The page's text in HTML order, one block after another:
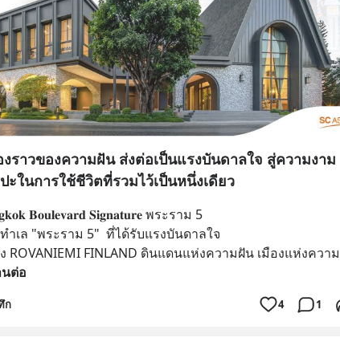
งราวของความฝัน ส่งต่อเป็นแรงบันดาลใจ สู่ความงาม
ะในการใช้ชีวิตที่รวมไว้เป็นหนึ่งเดียว
𝐁𝐨𝐮𝐥𝐞𝐯𝐚𝐫𝐝 𝐒𝐢𝐠𝐧𝐚𝐭𝐮𝐫𝐞 พระราม 5
ำเล "พระราม 5"  ที่ได้รับแรงบันดาลใจ
ROVANIEMI FINLAND ดินแดนแห่งความฝัน เมืองแห่งความ
ต่อ
ก 4 1